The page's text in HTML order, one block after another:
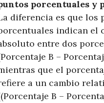
porcentuales y
diferencia es que los
indican el
entre dos
B –
que el
a un cambio
B –